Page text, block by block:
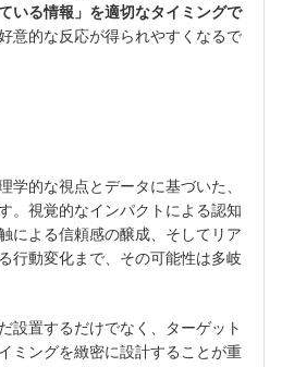
ている情報」を適切なタイミングで
意的な反応が得られやすくなるで
学的な視点とデータに基づいた、
。視覚的なインパクトによる認知
による信頼感の醸成、そしてリア
行動変化まで、その可能性は多岐
設置するだけでなく、ターゲット
ミングを緻密に設計することが重